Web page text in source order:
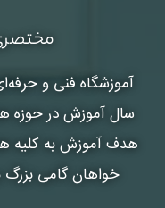
آموزشگاه فنی و
سال آموزش در حوزه
هدف آموزش به کلیه
خواهان گامی